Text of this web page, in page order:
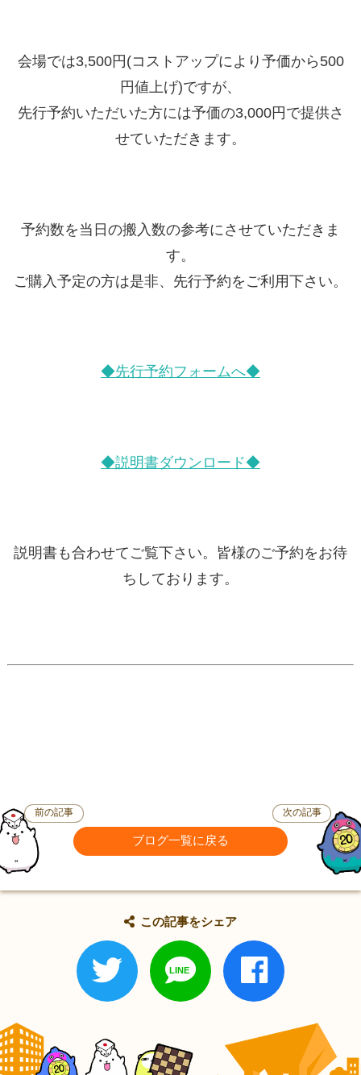
会場では3,500円(コストアップにより予価から500
円値上げ)ですが、
先行予約いただいた方には予価の3,000円で提供さ
せていただきます。
予約数を当日の搬入数の参考にさせていただきま
す。
ご購入予定の方は是非、先行予約をご利用下さい。
◆先行予約フォームへ◆
◆説明書ダウンロード◆
説明書も合わせてご覧下さい。皆様のご予約をお待
ちしております。
前の記事
ブログ一覧に戻る
次の記事
この記事をシェア